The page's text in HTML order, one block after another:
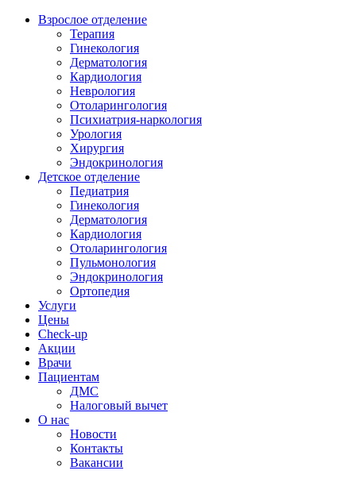
Взрослое отделение
Терапия
Гинекология
Дерматология
Кардиология
Неврология
Отоларингология
Психиатрия-наркология
Урология
Хирургия
Эндокринология
Детское отделение
Педиатрия
Гинекология
Дерматология
Кардиология
Отоларингология
Пульмонология
Эндокринология
Ортопедия
Услуги
Цены
Check-up
Акции
Врачи
Пациентам
ДМС
Налоговый вычет
О нас
Новости
Контакты
Вакансии